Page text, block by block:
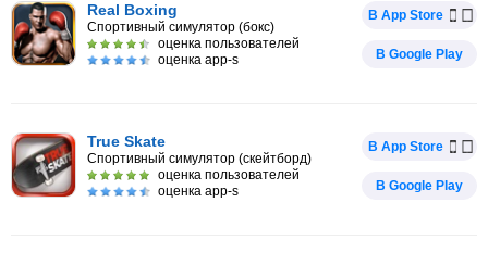
Real Boxing
Спортивный симулятор (бокс)
оценка пользователей
оценка app-s
В App Store
В Google Play
True Skate
Спортивный симулятор (скейтборд)
оценка пользователей
оценка app-s
В App Store
В Google Play